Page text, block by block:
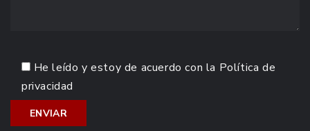
He leído y estoy de acuerdo con la Política de
privacidad